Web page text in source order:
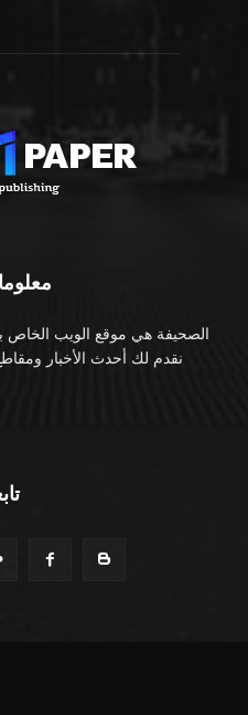
الصحيفة هي موقع الويب الخاص
نقدم لك أحدث الأخبار